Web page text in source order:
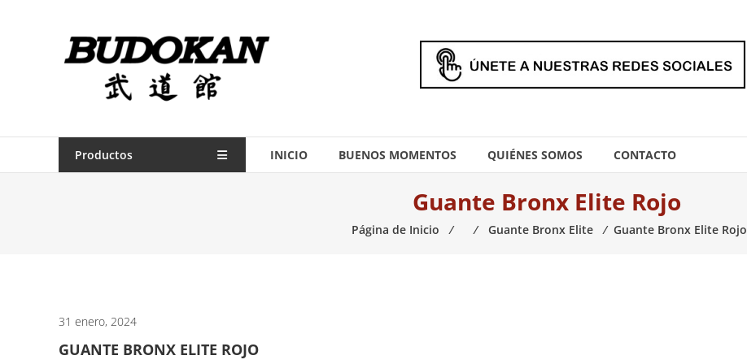
Indumentaria
para
artes
marciales
Todo
lo
marciales.
Productos INICIO BUENOS MOMENTOS QUIÉNES SOMOS CONTACTO
Guante Bronx Elite Rojo
Página de Inicio ⁄ ⁄ Guante Bronx Elite ⁄ Guante Bronx Elite Rojo
31 enero, 2024
GUANTE BRONX ELITE ROJO